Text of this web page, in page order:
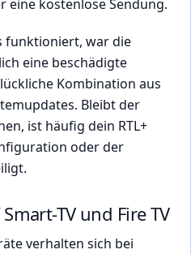
eine kostenlose Sendung.
funktioniert, war die
eine beschädigte
Kombination aus
Bleibt der
ist häufig dein RTL+
oder der
TV und Fire TV
verhalten sich bei